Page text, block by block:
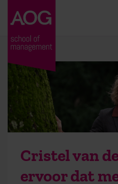
Cristel van
ervoor dat